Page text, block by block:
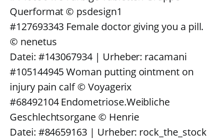
Querformat © psdesign1
#127693343 Female doctor giving you a pill.
© nenetus
Datei: #143067934 | Urheber: racamani
#105144945 Woman putting ointment on
injury pain calf © Voyagerix
#68492104 Endometriose.Weibliche
Geschlechtsorgane © Henrie
Datei: #84659163 | Urheber: rock_the_stock